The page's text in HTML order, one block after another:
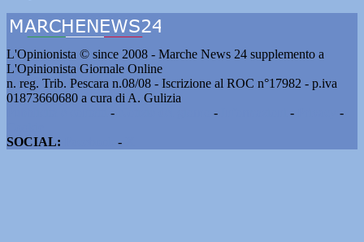
L'Opinionista © since 2008 - Marche News 24 supplemento a
L'Opinionista Giornale Online
n. reg. Trib. Pescara n.08/08 - Iscrizione al ROC n°17982 - p.iva
01873660680 a cura di A. Gulizia
- - -
-
SOCIAL:
-